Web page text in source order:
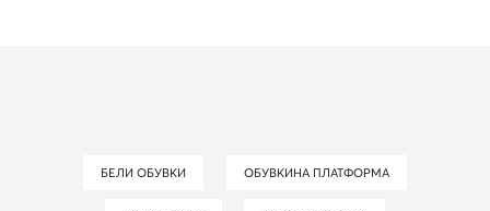
БЕЛИ ОБУВКИ ОБУВКИНА ПЛАТФОРМА